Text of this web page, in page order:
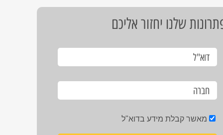
שלנו יחזור אליכם
מאשר קבלת מידע בדוא"ל